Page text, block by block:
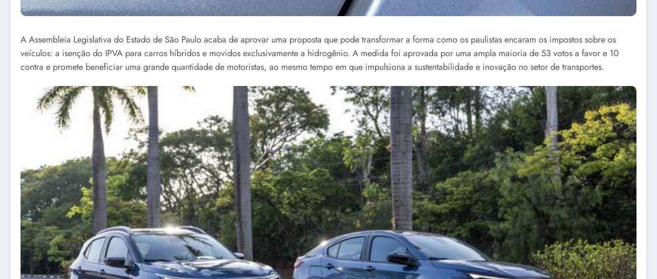
A Assembleia Legislativa do Estado de São Paulo acaba de aprovar uma proposta que pode transformar a forma como os paulistas encaram os impostos sobre os
veículos: a isenção do IPVA para carros híbridos e movidos exclusivamente a hidrogênio. A medida foi aprovada por uma ampla maioria de 53 votos a favor e 10
contra e promete beneficiar uma grande quantidade de motoristas, ao mesmo tempo em que impulsiona a sustentabilidade e inovação no setor de transportes.